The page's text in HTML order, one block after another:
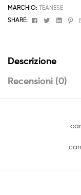
MARCHIO: TEANESE
SHARE:
FacebookTwitter
Descrizione
Recensioni (0)